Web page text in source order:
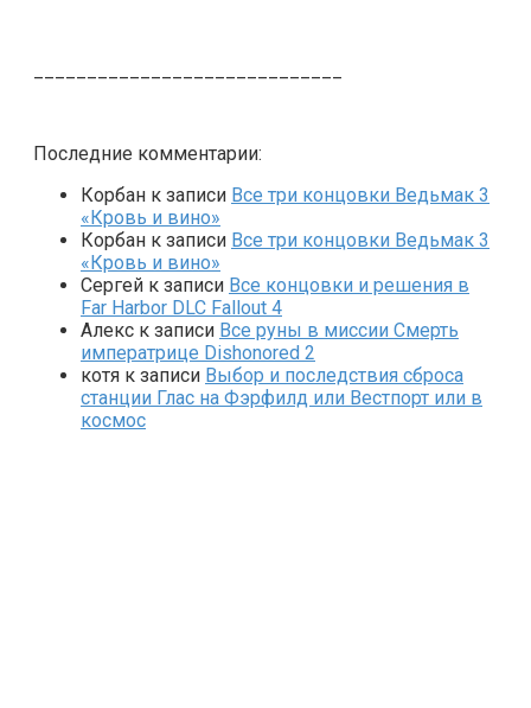
Последние комментарии:
Корбан к записи Все три концовки Ведьмак 3
«Кровь и вино»
Корбан к записи Все три концовки Ведьмак 3
«Кровь и вино»
Сергей к записи Все концовки и решения в
Far Harbor DLC Fallout 4
Алекс к записи Все руны в миссии Смерть
императрице Dishonored 2
котя к записи Выбор и последствия сброса
станции Глас на Фэрфилд или Вестпорт или в
космос